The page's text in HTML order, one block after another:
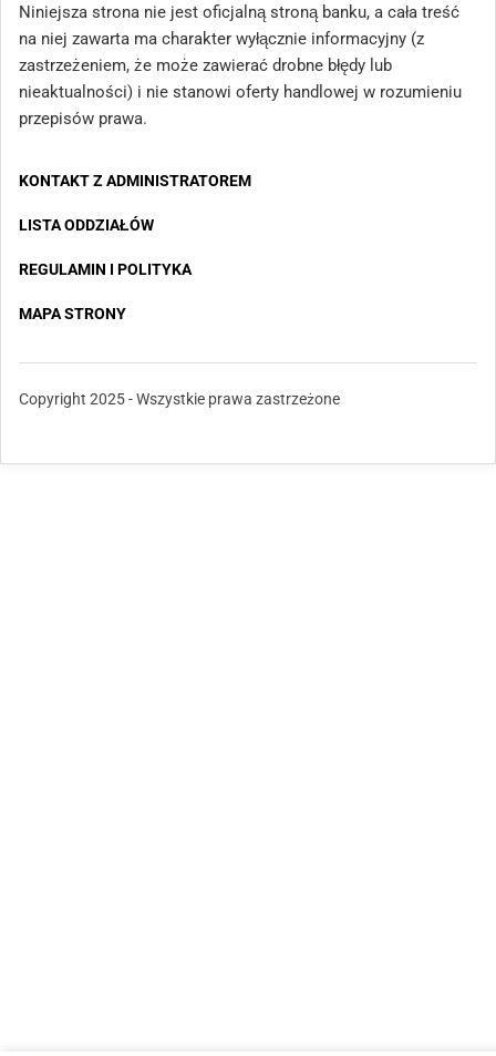
Niniejsza strona nie jest oficjalną stroną banku, a cała treść
na niej zawarta ma charakter wyłącznie informacyjny (z
zastrzeżeniem, że może zawierać drobne błędy lub
nieaktualności) i nie stanowi oferty handlowej w rozumieniu
przepisów prawa.
KONTAKT Z ADMINISTRATOREM
LISTA ODDZIAŁÓW
REGULAMIN I POLITYKA
MAPA STRONY
Copyright 2025 - Wszystkie prawa zastrzeżone